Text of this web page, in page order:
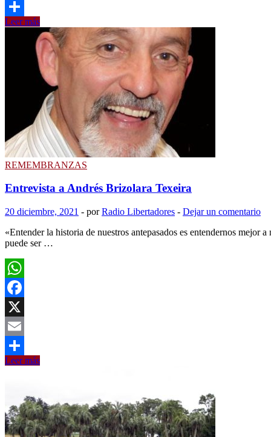
Email
Compartir
Ucranianos
Leer más
REMEMBRANZAS
Entrevista a Andrés Brizolara Texeira
20 diciembre, 2021 - porRadio Libertadores - Dejar un comentario
«Entender la historia de nuestros antepasados es entendernos
puede ser …
WhatsApp
Facebook
X
Email
Compartir
Entrevista
Texeira
Leer más